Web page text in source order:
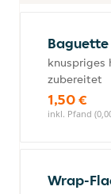
knuspriges
zubereitet
1,50 €
inkl. Pfand
Wrap-